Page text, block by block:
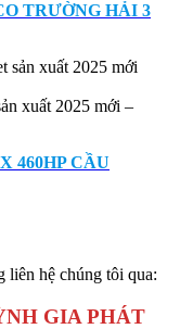
TRƯỜNG HẢI 3
xuất 2025 mới –
460HP CẦU
hệ chúng tôi qua:
GIA PHÁT